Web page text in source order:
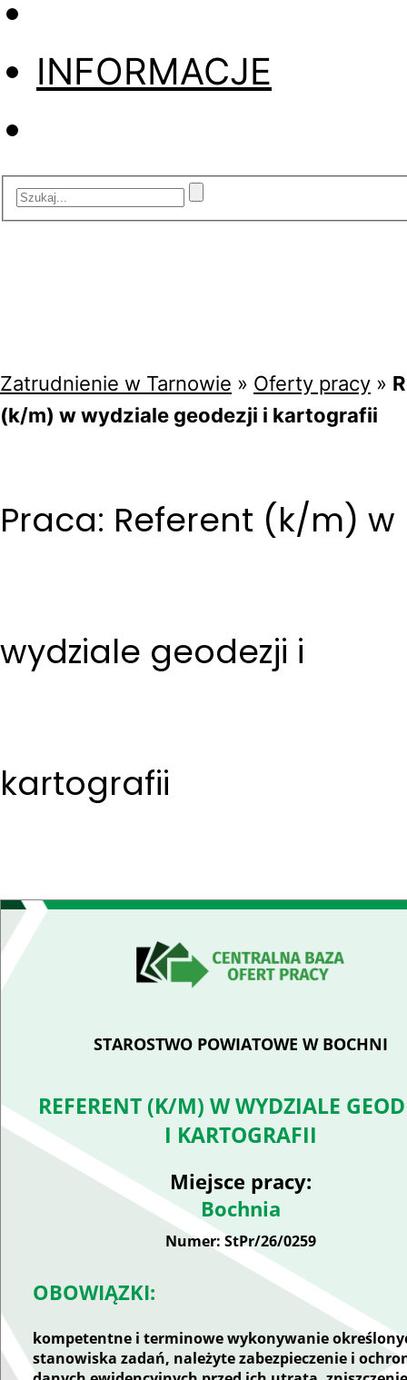
INFORMACJE
Zatrudnienie w Tarnowie » Oferty pracy »
(k/m) w wydziale geodezji i kartografii
Praca: Referent (k/m) w
wydziale geodezji i
kartografii
STAROSTWO POWIATOWE W BOCHNI
REFERENT (K/M) W WYDZIALE
I KARTOGRAFII
Miejsce pracy:
Bochnia
Numer: StPr/26/0259
OBOWIĄZKI:
kompetentne i terminowe wykonywanie
stanowiska zadań, należyte zabezpieczenie i